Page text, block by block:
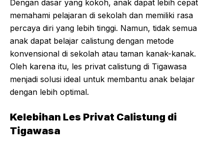
Dengan dasar yang kokoh, anak dapat lebih cepat
memahami pelajaran di sekolah dan memiliki rasa
percaya diri yang lebih tinggi. Namun, tidak semua
anak dapat belajar calistung dengan metode
konvensional di sekolah atau taman kanak-kanak.
Oleh karena itu, les privat calistung di Tigawasa
menjadi solusi ideal untuk membantu anak belajar
dengan lebih optimal.
Kelebihan Les Privat Calistung di
Tigawasa